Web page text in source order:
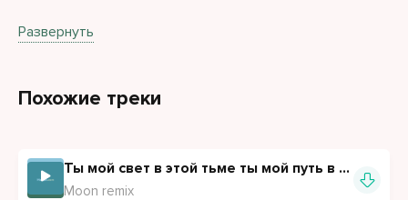
Там где ты там свет там где я твой ответ
Там где ты нет глубин там где я нет вершин
Не время только миг где сердце не соврёт
Развернуть
Похожие треки
Ты мой свет в этой тьме ты мой путь в пустоте
Moon remix